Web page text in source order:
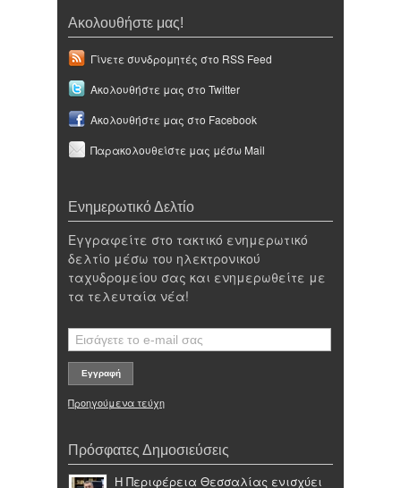
Ακολουθήστε μας!
Γίνετε συνδρομητές στο RSS Feed
Ακολουθήστε μας στο Twitter
Ακολουθήστε μας στο Facebook
Παρακολουθείστε μας μέσω Mail
Ενημερωτικό Δελτίο
Εγγραφείτε στο τακτικό ενημερωτικό
δελτίο μέσω του ηλεκτρονικού
ταχυδρομείου σας και ενημερωθείτε με
τα τελευταία νέα!
Προηγούμενα τεύχη
Πρόσφατες Δημοσιεύσεις
Η Περιφέρεια Θεσσαλίας ενισχύει